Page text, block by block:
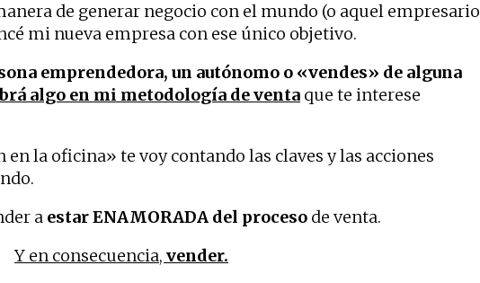
de generar negocio con el mundo (o aquel empresario
mi nueva empresa con ese único objetivo.
emprendedora, un autónomo o «vendes» de alguna
algo en mi metodología de venta que te interese
la oficina» te voy contando las claves y las acciones
a estar ENAMORADA del proceso de venta.
Y en consecuencia, vender.